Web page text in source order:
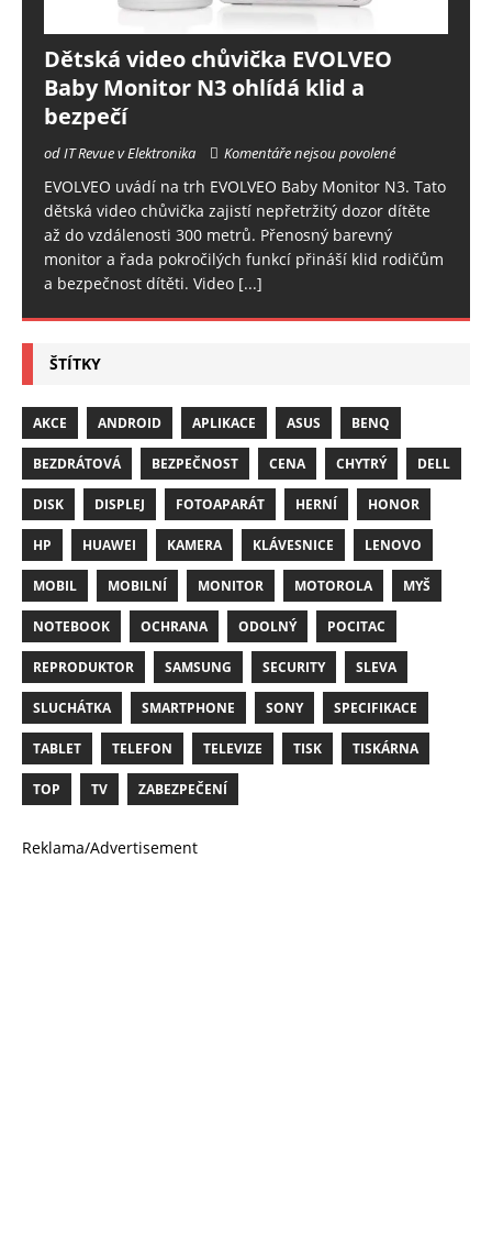
Dětská video chůvička EVOLVEO
Baby Monitor N3 ohlídá klid a
bezpečí
od IT Revue v Elektronika Komentáře nejsou povolené
EVOLVEO uvádí na trh EVOLVEO Baby Monitor N3. Tato
dětská video chůvička zajistí nepřetržitý dozor dítěte
až do vzdálenosti 300 metrů. Přenosný barevný
monitor a řada pokročilých funkcí přináší klid rodičům
a bezpečnost dítěti. Video [...]
ŠTÍTKY
AKCE ANDROID APLIKACE ASUS BENQ
BEZDRÁTOVÁ BEZPEČNOST CENA CHYTRÝ DELL
DISK DISPLEJ FOTOAPARÁT HERNÍ HONOR
HP HUAWEI KAMERA KLÁVESNICE LENOVO
MOBIL MOBILNÍ MONITOR MOTOROLA MYŠ
NOTEBOOK OCHRANA ODOLNÝ POCITAC
REPRODUKTOR SAMSUNG SECURITY SLEVA
SLUCHÁTKA SMARTPHONE SONY SPECIFIKACE
TABLET TELEFON TELEVIZE TISK TISKÁRNA
TOP TV ZABEZPEČENÍ
Reklama/Advertisement